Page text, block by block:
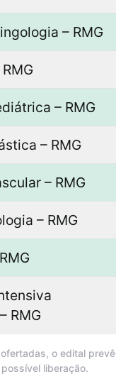
– RMG
– RMG
– RMG
– RMG
– RMG
RMG
o edital
liberação.